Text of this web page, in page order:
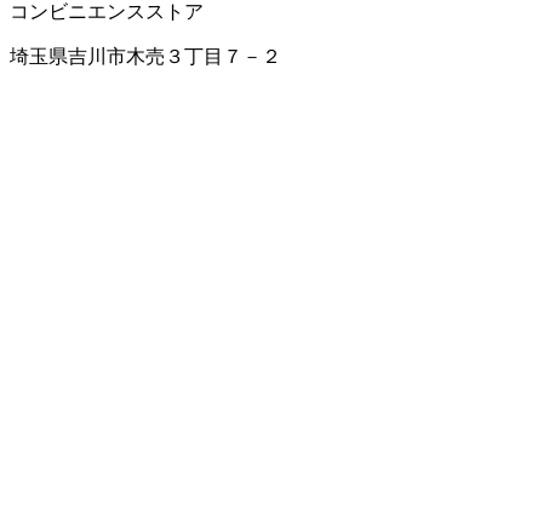
コンビニエンスストア
埼玉県吉川市木売３丁目７－２